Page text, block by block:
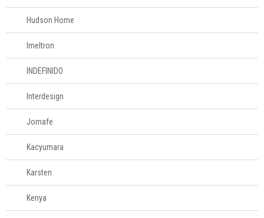
Hudson Home
Imeltron
INDEFINIDO
Interdesign
Jomafe
Kacyumara
Karsten
Kenya